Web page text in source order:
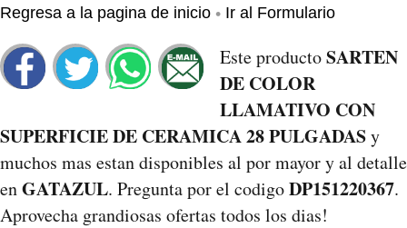
Regresa a la pagina de inicio • Ir al Formulario
Este productoSARTEN
DE COLOR
LLAMATIVO CON
SUPERFICIE DE CERAMICA 28 PULGADASy
muchos mas estan disponibles al por mayor y al detalle
enGATAZUL. Pregunta por el codigoDP151220367.
Aprovecha grandiosas ofertas todos los dias!